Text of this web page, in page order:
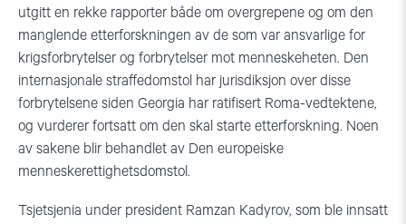
utgitt en rekke rapporter både om overgrepene og om den
manglende etterforskningen av de som var ansvarlige for
krigsforbrytelser og forbrytelser mot menneskeheten. Den
internasjonale straffedomstol har jurisdiksjon over disse
forbrytelsene siden Georgia har ratifisert Roma-vedtektene,
og vurderer fortsatt om den skal starte etterforskning. Noen
av sakene blir behandlet av Den europeiske
menneskerettighetsdomstol.
Tsjetsjenia under president Ramzan Kadyrov, som ble innsatt